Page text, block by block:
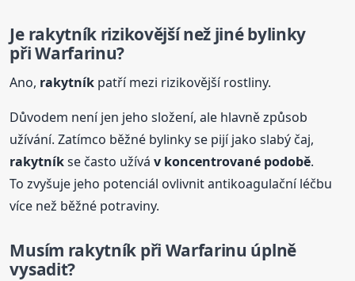
Je rakytník rizikovější než jiné bylinky
při Warfarinu?
Ano, rakytník patří mezi rizikovější rostliny.
Důvodem není jen jeho složení, ale hlavně způsob
užívání. Zatímco běžné bylinky se pijí jako slabý čaj,
rakytníkse často užíváv koncentrované podobě.
To zvyšuje jeho potenciál ovlivnit antikoagulační léčbu
více než běžné potraviny.
Musím rakytník při Warfarinu úplně
vysadit?